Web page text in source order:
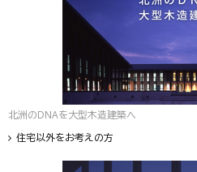
北洲のDNAを大型木造建築へ
住宅以外をお考えの方